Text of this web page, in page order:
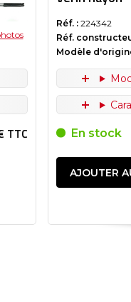
TTC
Réf. : 224342
Réf.
Modèle
En stock
AJOUTER